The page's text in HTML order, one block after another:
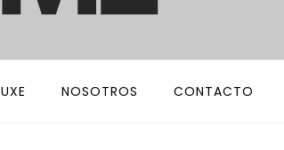
NOSOTROS CONTACTO